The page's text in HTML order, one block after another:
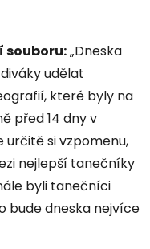
souboru:„Dneska
udělat
které byly na
před 14 dny v
určitě si vzpomenu,
nejlepší tanečníky
byli tanečníci
bude dneska nejvíce